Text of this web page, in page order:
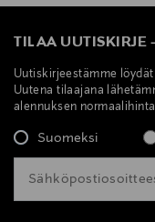
TILAA UUTISKIRJE
Uutiskirjeestämme
Uutena tilaajana
alennuksen
Suomeksi